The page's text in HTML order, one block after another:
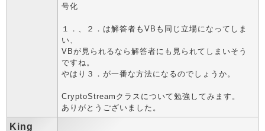
号化
１．、２．は解答者もVBも同じ立場になってしま
い、
VBが見られるなら解答者にも見られてしまいそう
ですね。
やはり３．が一番な方法になるのでしょうか。
CryptoStreamクラスについて勉強してみます。
ありがとうございました。
King